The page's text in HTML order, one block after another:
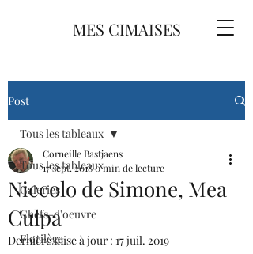
MES CIMAISES
Post
Tous les tableaux
Galeries
Chefs-d'oeuvre
Florilège
Tous les tableaux
Niccolo de Simone, Mea
Culpa
Corneille Bastjaens
17 sept. 20180 min de lecture
Dernière mise à jour : 17 juil. 2019